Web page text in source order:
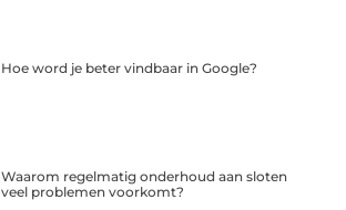
Hoe word je beter vindbaar in Google?
Waarom regelmatig onderhoud aan sloten
veel problemen voorkomt?